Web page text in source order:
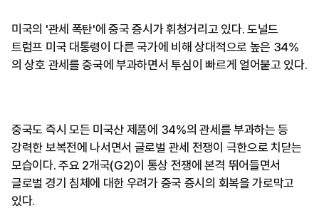
미국의 '관세 폭탄'에 중국 증시가 휘청거리고 있다. 도널드
트럼프 미국 대통령이 다른 국가에 비해 상대적으로 높은 34%
의 상호 관세를 중국에 부과하면서 투심이 빠르게 얼어붙고 있다.
중국도 즉시 모든 미국산 제품에 34%의 관세를 부과하는 등
강력한 보복전에 나서면서 글로벌 관세 전쟁이 극한으로 치닫는
모습이다. 주요 2개국(G2)이 통상 전쟁에 본격 뛰어들면서
글로벌 경기 침체에 대한 우려가 중국 증시의 회복을 가로막고
있다.